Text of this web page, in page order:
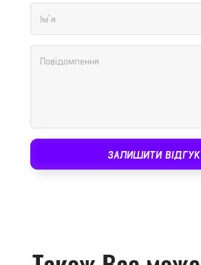
ЗАЛИШИТИ ВІДГУК